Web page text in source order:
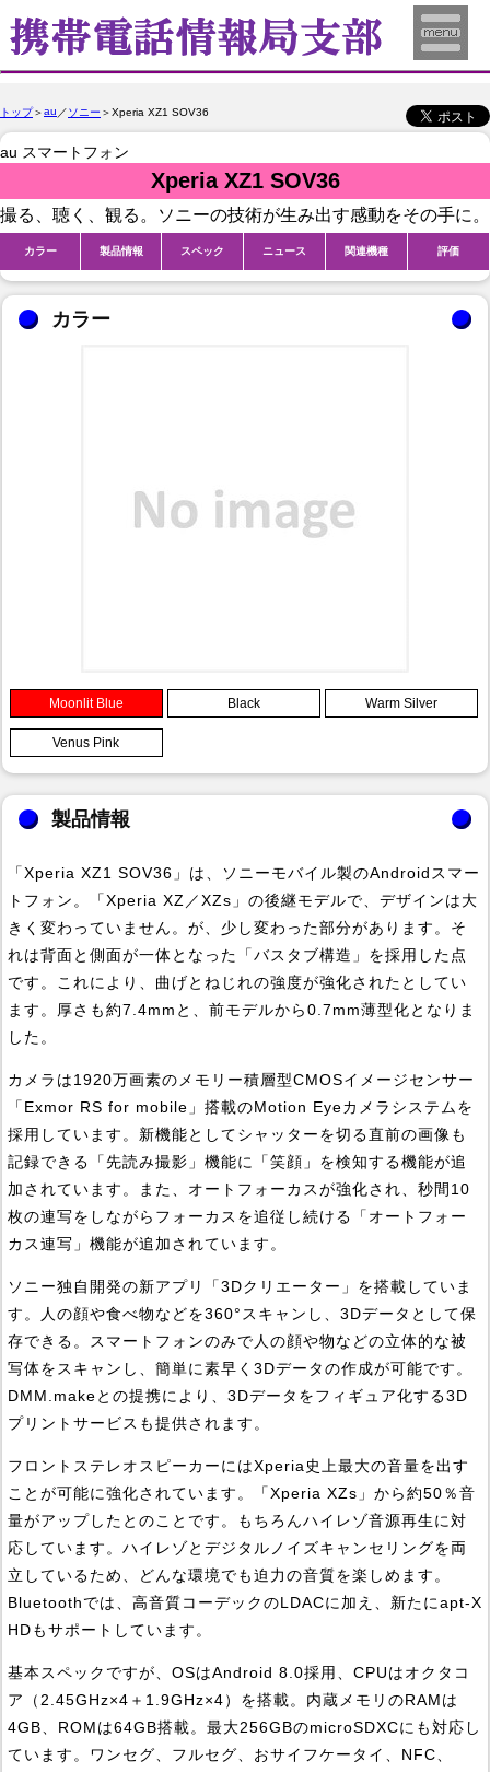
トップ＞au ／ソニー ＞Xperia XZ1 SOV36
au スマートフォン
Xperia XZ1 SOV36
撮る、聴く、観る。ソニーの技術が生み出す感動をその手に。
カラー 製品情報 スペック ニュース 関連機種 評価
カラー
Moonlit Blue Black Warm Silver
Venus Pink
製品情報
「Xperia XZ1 SOV36」は、ソニーモバイル製のAndroidスマー
トフォン。「Xperia XZ／XZs」の後継モデルで、デザインは大
きく変わっていません。が、少し変わった部分があります。そ
れは背面と側面が一体となった「バスタブ構造」を採用した点
です。これにより、曲げとねじれの強度が強化されたとしてい
ます。厚さも約7.4mmと、前モデルから0.7mm薄型化となりま
した。
カメラは1920万画素のメモリー積層型CMOSイメージセンサー
「Exmor RS for mobile」搭載のMotion Eyeカメラシステムを
採用しています。新機能としてシャッターを切る直前の画像も
記録できる「先読み撮影」機能に「笑顔」を検知する機能が追
加されています。また、オートフォーカスが強化され、秒間10
枚の連写をしながらフォーカスを追従し続ける「オートフォー
カス連写」機能が追加されています。
ソニー独自開発の新アプリ「3Dクリエーター」を搭載していま
す。人の顔や食べ物などを360°スキャンし、3Dデータとして保
存できる。スマートフォンのみで人の顔や物などの立体的な被
写体をスキャンし、簡単に素早く3Dデータの作成が可能です。
DMM.makeとの提携により、3Dデータをフィギュア化する3D
プリントサービスも提供されます。
フロントステレオスピーカーにはXperia史上最大の音量を出す
ことが可能に強化されています。「Xperia XZs」から約50％音
量がアップしたとのことです。もちろんハイレゾ音源再生に対
応しています。ハイレゾとデジタルノイズキャンセリングを両
立しているため、どんな環境でも迫力の音質を楽しめます。
Bluetoothでは、高音質コーデックのLDACに加え、新たにapt-X
HDもサポートしています。
基本スペックですが、OSはAndroid 8.0採用、CPUはオクタコ
ア（2.45GHz×4＋1.9GHz×4）を搭載。内蔵メモリのRAMは
4GB、ROMは64GB搭載。最大256GBのmicroSDXCにも対応し
ています。ワンセグ、フルセグ、おサイフケータイ、NFC、